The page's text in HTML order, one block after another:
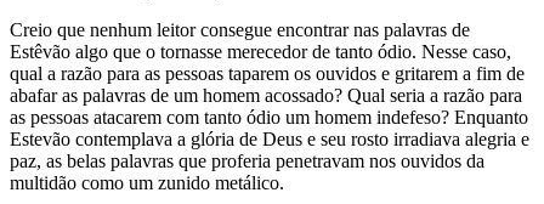
Creio que nenhum leitor consegue encontrar nas palavras de
Estêvão algo que o tornasse merecedor de tanto ódio. Nesse caso,
qual a razão para as pessoas taparem os ouvidos e gritarem a fim de
abafar as palavras de um homem acossado? Qual seria a razão para
as pessoas atacarem com tanto ódio um homem indefeso? Enquanto
Estevão contemplava a glória de Deus e seu rosto irradiava alegria e
paz, as belas palavras que proferia penetravam nos ouvidos da
multidão como um zunido metálico.